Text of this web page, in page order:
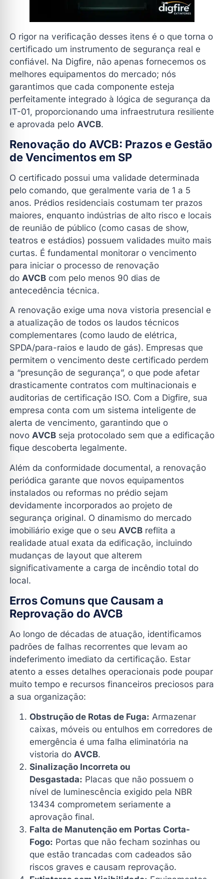
O rigor na verificação desses itens é o que torna o
certificado um instrumento de segurança real e
confiável. Na Digfire, não apenas fornecemos os
melhores equipamentos do mercado; nós
garantimos que cada componente esteja
perfeitamente integrado à lógica de segurança da
IT-01, proporcionando uma infraestrutura resiliente
e aprovada pelo AVCB.
Renovação do AVCB: Prazos e Gestão
de Vencimentos em SP
O certificado possui uma validade determinada
pelo comando, que geralmente varia de 1 a 5
anos. Prédios residenciais costumam ter prazos
maiores, enquanto indústrias de alto risco e locais
de reunião de público (como casas de show,
teatros e estádios) possuem validades muito mais
curtas. É fundamental monitorar o vencimento
para iniciar o processo de renovação
do AVCB com pelo menos 90 dias de
antecedência técnica.
A renovação exige uma nova vistoria presencial e
a atualização de todos os laudos técnicos
complementares (como laudo de elétrica,
SPDA/para-raios e laudo de gás). Empresas que
permitem o vencimento deste certificado perdem
a “presunção de segurança”, o que pode afetar
drasticamente contratos com multinacionais e
auditorias de certificação ISO. Com a Digfire, sua
empresa conta com um sistema inteligente de
alerta de vencimento, garantindo que o
novo AVCB seja protocolado sem que a edificação
fique descoberta legalmente.
Além da conformidade documental, a renovação
periódica garante que novos equipamentos
instalados ou reformas no prédio sejam
devidamente incorporados ao projeto de
segurança original. O dinamismo do mercado
imobiliário exige que o seu AVCB reflita a
realidade atual exata da edificação, incluindo
mudanças de layout que alterem
significativamente a carga de incêndio total do
local.
Erros Comuns que Causam a
Reprovação do AVCB
Ao longo de décadas de atuação, identificamos
padrões de falhas recorrentes que levam ao
indeferimento imediato da certificação. Estar
atento a esses detalhes operacionais pode poupar
muito tempo e recursos financeiros preciosos para
a sua organização:
Obstrução de Rotas de Fuga: Armazenar
caixas, móveis ou entulhos em corredores de
emergência é uma falha eliminatória na
vistoria do AVCB.
Sinalização Incorreta ou
Desgastada: Placas que não possuem o
nível de luminescência exigido pela NBR
13434 comprometem seriamente a
aprovação final.
Falta de Manutenção em Portas Corta-
Fogo: Portas que não fecham sozinhas ou
que estão trancadas com cadeados são
riscos graves e causam reprovação.